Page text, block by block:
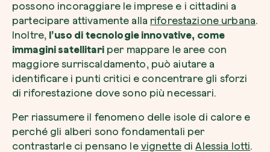
possono incoraggiare le imprese e i cittadini a
partecipare attivamente alla riforestazione urbana.
Inoltre, l’uso di tecnologie innovative, come
immagini satellitariper mappare le aree con
maggiore surriscaldamento, può aiutare a
identificare i punti critici e concentrare gli sforzi
di riforestazione dove sono più necessari.
Per riassumere il fenomeno delle isole di calore e
perché gli alberi sono fondamentali per
contrastarle ci pensano le vignettediAlessia Iotti.